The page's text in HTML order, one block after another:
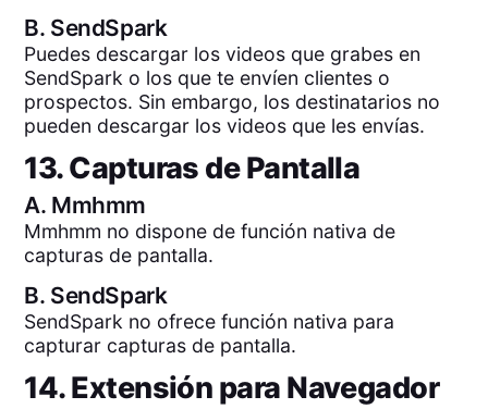
B. SendSpark
Puedes descargar los videos que grabes en
SendSpark o los que te envíen clientes o
prospectos. Sin embargo, los destinatarios no
pueden descargar los videos que les envías.
13. Capturas de Pantalla
A. Mmhmm
Mmhmm no dispone de función nativa de
capturas de pantalla.
B. SendSpark
SendSpark no ofrece función nativa para
capturar capturas de pantalla.
14. Extensión para Navegador